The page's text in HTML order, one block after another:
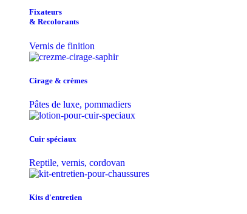
Fixateurs
& Recolorants
Vernis de finition
Cirage & crèmes
Pâtes de luxe, pommadiers
Cuir spéciaux
Reptile, vernis, cordovan
Kits d'entretien